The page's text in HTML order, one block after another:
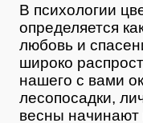
В психологии
определяется
любовь и
широко
нашего с вами
лесопосадки,
весны